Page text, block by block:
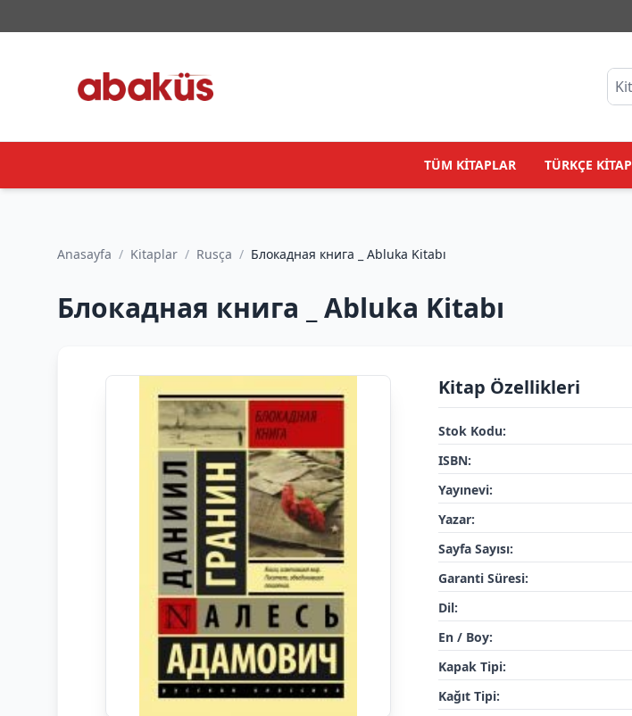
TÜM KİTAPLAR TÜRKÇE KİTAP
Anasayfa / Kitaplar / Rusça / Блокадная книга _ Abluka Kitabı
Блокадная книга _ Abluka Kitabı
Kitap Özellikleri
Stok Kodu:
ISBN:
Yayınevi:
Yazar:
Sayfa Sayısı:
Garanti Süresi:
Dil:
En / Boy:
Kapak Tipi:
Kağıt Tipi: